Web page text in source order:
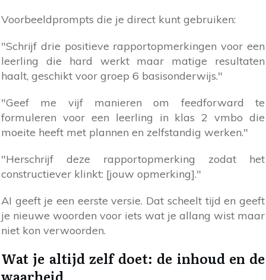
Voorbeeldprompts die je direct kunt gebruiken:
"Schrijf drie positieve rapportopmerkingen voor een
leerling die hard werkt maar matige resultaten
haalt, geschikt voor groep 6 basisonderwijs."
"Geef me vijf manieren om feedforward te
formuleren voor een leerling in klas 2 vmbo die
moeite heeft met plannen en zelfstandig werken."
"Herschrijf deze rapportopmerking zodat het
constructiever klinkt: [jouw opmerking]."
AI geeft je een eerste versie. Dat scheelt tijd en geeft
je nieuwe woorden voor iets wat je allang wist maar
niet kon verwoorden.
Wat je altijd zelf doet: de inhoud en de
waarheid